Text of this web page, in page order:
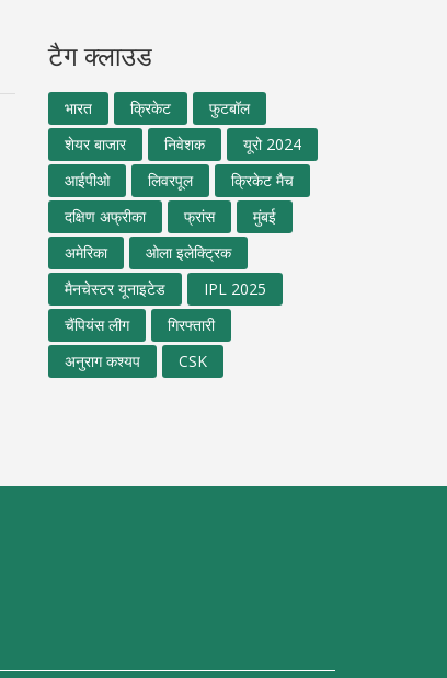
टैग क्लाउड
भारत क्रिकेट
फुटबॉल
शेयर बाजार
निवेशक
यूरो 2024
आईपीओ
लिवरपूल
क्रिकेट मैच
दक्षिण अफ्रीका
फ्रांस
मुंबई
अमेरिका
ओला इलेक्ट्रिक
मैनचेस्टर यूनाइटेड
IPL 2025
चैंपियंस लीग
गिरफ्तारी
अनुराग कश्यप
CSK